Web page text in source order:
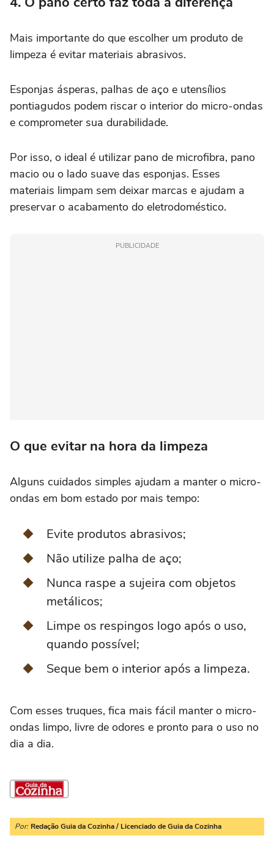
Mais importante do que escolher um produto de
limpeza é evitar materiais abrasivos.
Esponjas ásperas, palhas de aço e utensílios
pontiagudos podem riscar o interior do micro-ondas
e comprometer sua durabilidade.
Por isso, o ideal é utilizar pano de microfibra, pano
macio ou o lado suave das esponjas. Esses
materiais limpam sem deixar marcas e ajudam a
preservar o acabamento do eletrodoméstico.
PUBLICIDADE
O que evitar na hora da limpeza
Alguns cuidados simples ajudam a manter o micro-
ondas em bom estado por mais tempo:
Evite produtos abrasivos;
Não utilize palha de aço;
Nunca raspe a sujeira com objetos
metálicos;
Limpe os respingos logo após o uso,
quando possível;
Seque bem o interior após a limpeza.
Com esses truques, fica mais fácil manter o micro-
ondas limpo, livre de odores e pronto para o uso no
dia a dia.
Por: Redação Guia da Cozinha / Licenciado de Guia da Cozinha